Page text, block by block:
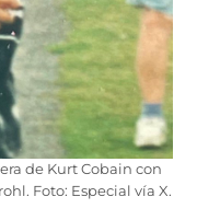
de Kurt Cobain con
Foto: Especial vía X.